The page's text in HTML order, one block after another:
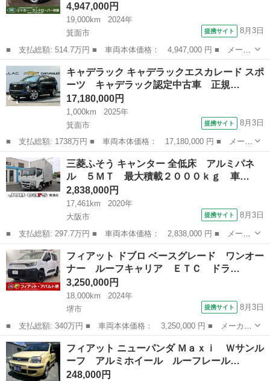
4,947,000円
19,000km
2024年
箕面市
提携サイト 8月3日
■ 支払総額: 514.7万円 ■ 車両本体価格： 4,947,000 円 ■ メーカ
ー名： ランドローバー ■ 車種名： レンジローバーイヴォーク
■ グレード名： Ｓ Ｄ２００ 認定中古車 レザー メモリ付パワ
ーシート...
大阪 箕面市 その他
キャデラック キャデラックエスカレード スポ
ーツ キャデラック認定中古車 正規…
17,180,000円
1,000km
2025年
箕面市
提携サイト 8月3日
■ 支払総額: 1738万円 ■ 車両本体価格： 17,180,000 円 ■ メーカ
ー名： キャデラック ■ 車種名： キャデラックエスカレード ■
グレード名： スポーツ キャデラック認定中古車 正規ディーラー
車 ４１...
大阪 箕面市 その他
三菱ふそう キャンター 全低床 アルミパネ
ル ５ＭＴ 最大積載２０００ｋｇ 車…
2,838,000円
17,461km
2020年
大阪市
提携サイト 8月3日
■ 支払総額: 297.7万円 ■ 車両本体価格： 2,838,000 円 ■ メーカ
ー名： 三菱ふそう ■ 車種名： キャンター ■ グレード名： 全
低床 アルミパネル ５ＭＴ 最大積載２０００ｋｇ 車輌総重量４
９６５ｋ...
大阪 大阪市
フィアット ドブロ ベースグレード ワンオー
ナー ルーフキャリア ＥＴＣ ドラ…
3,250,000円
18,000km
2024年
堺市
提携サイト 8月3日
■ 支払総額: 340万円 ■ 車両本体価格： 3,250,000 円 ■ メーカー
名： フィアット ■ 車種名： ドブロ ■ グレード名： ベースグ
レード ワンオーナー ルーフキャリア ＥＴＣ ドラレコ ＬＥＤ
ヘッドライ...
大阪 堺市
フィアット ニューパンダ Ｍａｘｉ Ｗサンル
ーフ アルミホイール ルーフレール…
248,000円